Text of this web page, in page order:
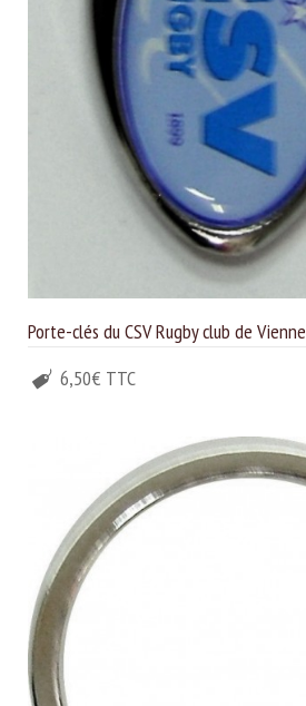
Porte-clés du CSV Rugby club de Vienne
6,50€ TTC